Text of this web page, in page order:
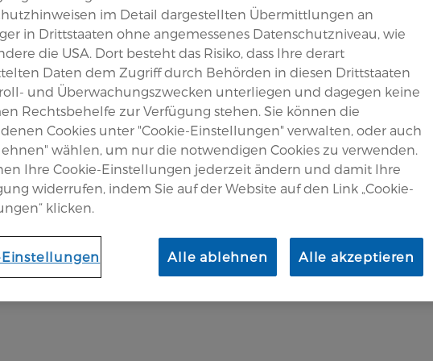
Muskulatur
erklärt Übungen zur
und Rumpf anschaulich
wichtigsten Grundlagen, zeigt
hilfreiche Tipps für die
im Detail dargestellten Übermittlungen an
in Drittstaaten ohne angemessenes Datenschutzniveau, wie
die USA. Dort besteht das Risiko, dass Ihre derart
Daten dem Zugriff durch Behörden in diesen Drittstaaten
und Überwachungszwecken unterliegen und dagegen keine
Rechtsbehelfe zur Verfügung stehen. Sie können die
Cookies unter "Cookie-Einstellungen" verwalten, oder auch
wählen, um nur die notwendigen Cookies zu verwenden.
Ihre Cookie-Einstellungen jederzeit ändern und damit Ihre
widerrufen, indem Sie auf der Website auf den Link „Cookie-
klicken.
Alle ablehnen Alle akzeptieren